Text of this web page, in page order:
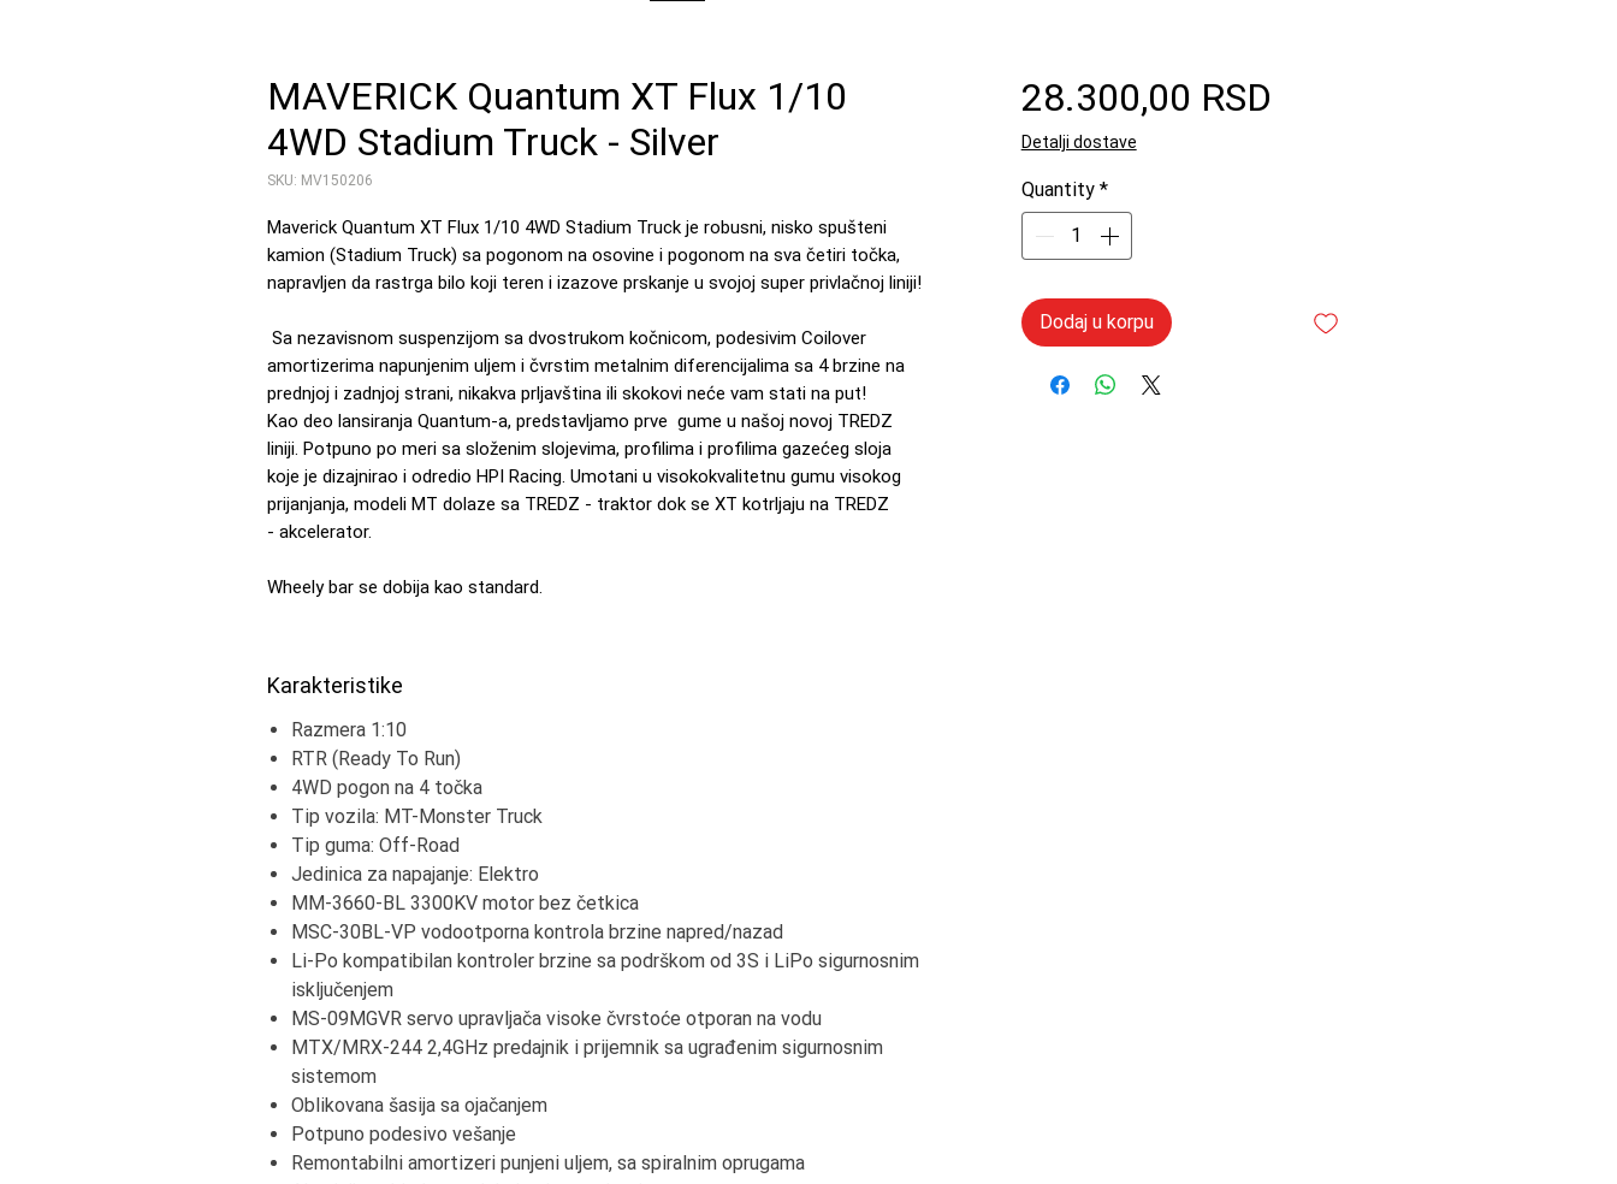
MAVERICK Quantum XT Flux 1/10
4WD Stadium Truck - Silver
SKU: MV150206
Maverick Quantum XT Flux 1/10 4WD Stadium Truck je robusni, nisko spušteni
kamion (Stadium Truck) sa pogonom na osovine i pogonom na sva četiri točka,
napravljen da rastrga bilo koji teren i izazove prskanje u svojoj super privlačnoj liniji!
Sa nezavisnom suspenzijom sa dvostrukom kočnicom, podesivim Coilover
amortizerima napunjenim uljem i čvrstim metalnim diferencijalima sa 4 brzine na
prednjoj i zadnjoj strani, nikakva prljavština ili skokovi neće vam stati na put!
Kao deo lansiranja Quantum-a, predstavljamo prve gume u našoj novoj TREDZ
liniji. Potpuno po meri sa složenim slojevima, profilima i profilima gazećeg sloja
koje je dizajnirao i odredio HPI Racing. Umotani u visokokvalitetnu gumu visokog
prijanjanja, modeli MT dolaze sa TREDZ - traktor dok se XT kotrljaju na TREDZ
- akcelerator.
Wheely bar se dobija kao standard.
Karakteristike
Razmera 1:10
RTR (Ready To Run)
4WD pogon na 4 točka
Tip vozila: MT-Monster Truck
Tip guma: Off-Road
Jedinica za napajanje: Elektro
MM-3660-BL 3300KV motor bez četkica
MSC-30BL-VP vodootporna kontrola brzine napred/nazad
Li-Po kompatibilan kontroler brzine sa podrškom od 3S i LiPo sigurnosnim
isključenjem
MS-09MGVR servo upravljača visoke čvrstoće otporan na vodu
MTX/MRX-244 2,4GHz predajnik i prijemnik sa ugrađenim sigurnosnim
sistemom
Oblikovana šasija sa ojačanjem
Potpuno podesivo vešanje
Remontabilni amortizeri punjeni uljem, sa spiralnim oprugama
28.300,00 RSD
Detalji dostave
Quantity *
Dodaj u korpu